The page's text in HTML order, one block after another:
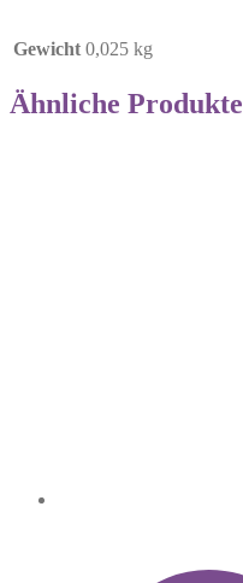
Gewicht 0,025 kg
Ähnliche Produkte